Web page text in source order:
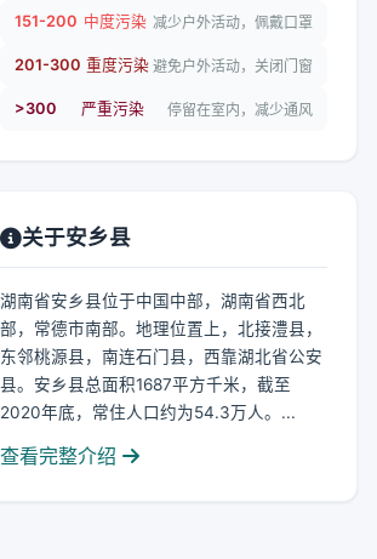
151-200 中度污染 减少户外活动，佩戴口罩
201-300 重度污染 避免户外活动，关闭门窗
>300 严重污染 停留在室内，减少通风
关于安乡县
湖南省安乡县位于中国中部，湖南省西北
部，常德市南部。地理位置上，北接澧县，
东邻桃源县，南连石门县，西靠湖北省公安
县。安乡县总面积1687平方千米，截至
2020年底，常住人口约为54.3万人。...
查看完整介绍